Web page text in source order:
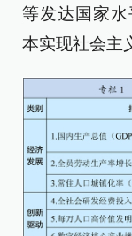
等发达国家
本实现社会主